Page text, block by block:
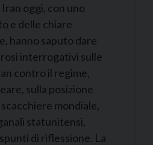
oggi, con uno
e delle chiare
hanno saputo dare
interrogativi sulle
contro il regime,
sulla posizione
mondiale,
statunitensi,
di riflessione. La